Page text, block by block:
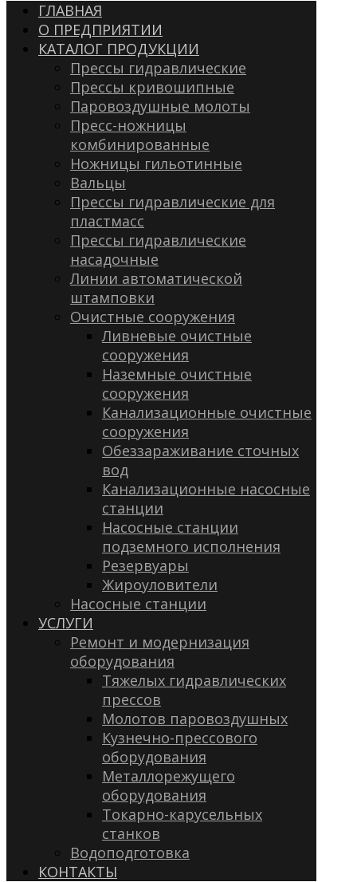
ГЛАВНАЯ
О ПРЕДПРИЯТИИ
КАТАЛОГ ПРОДУКЦИИ
Прессы гидравлические
Прессы кривошипные
Паровоздушные молоты
Пресс-ножницы
комбинированные
Ножницы гильотинные
Вальцы
Прессы гидравлические для
пластмасс
Прессы гидравлические
насадочные
Линии автоматической
штамповки
Очистные сооружения
Ливневые очистные
сооружения
Наземные очистные
сооружения
Канализационные очистные
сооружения
Обеззараживание сточных
вод
Канализационные насосные
станции
Насосные станции
подземного исполнения
Резервуары
Жироуловители
Насосные станции
УСЛУГИ
Ремонт и модернизация
оборудования
Тяжелых гидравлических
прессов
Молотов паровоздушных
Кузнечно-прессового
оборудования
Металлорежущего
оборудования
Токарно-карусельных
станков
Водоподготовка
КОНТАКТЫ